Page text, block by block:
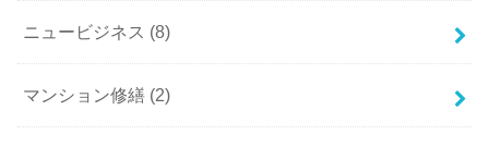
ニュービジネス (8)
マンション修繕 (2)